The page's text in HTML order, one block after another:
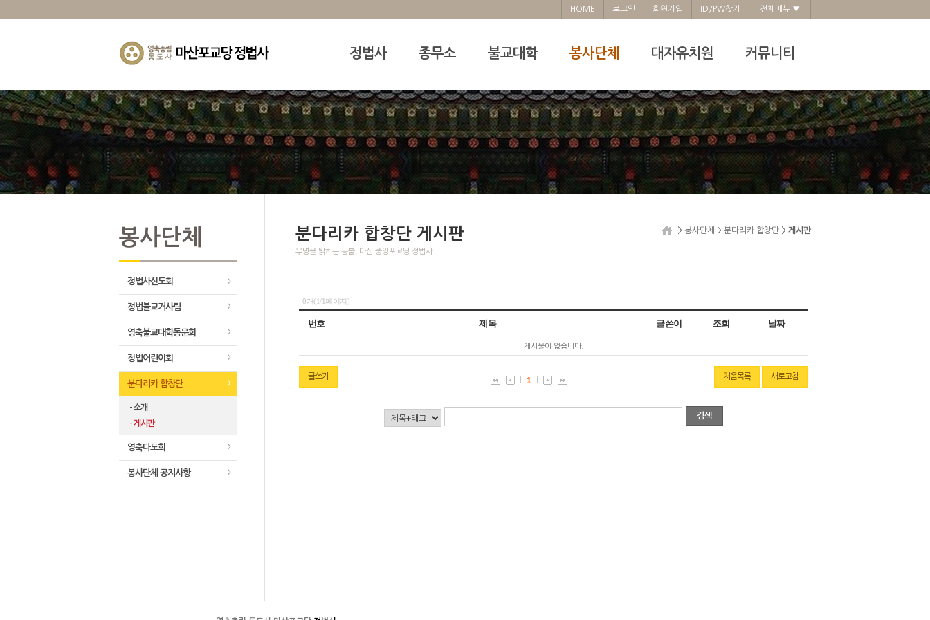
HOME 로그인 회원가입 ID/PW찾기 전체메뉴 ▼
정법사 종무소 불교대학 봉사단체 대자유치원 커뮤니티
봉사단체
정법사신도회 >
정법불교거사림 >
영축불교대학동문회 >
정법어린이회 >
분다리카 합창단 >
- 소개
- 게시판
영축다도회 >
봉사단체 공지사항 >
분다리카 합창단 게시판
무명을 밝히는 등불, 마산 중앙포교당 정법사
> 봉사단체 > 분다리카 합창단 > 게시판
0개(1/1페이지)
번호 제목 글쓴이 조회 날짜
게시물이 없습니다.
글쓰기 처음목록 새로고침
1